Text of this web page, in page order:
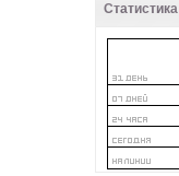
Статистика